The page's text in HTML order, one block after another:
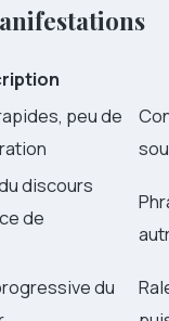
peu de
discours
de
du